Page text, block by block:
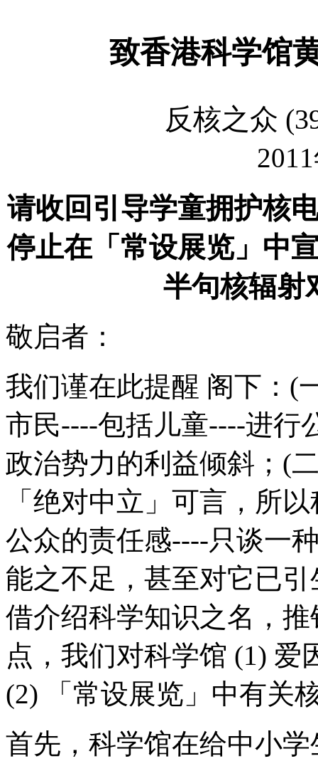
致香港科学馆
反核之众
2011
请收回引导学童拥护核
停止在「常设展览」中
半句核辐射
敬启者：
我们谨在此提醒 阁下： (
市民----包括儿童----进行
政治势力的利益倾斜； (
「绝对中立」可言，所
公众的责任感----只谈一
能之不足，甚至对它已
借介绍科学知识之名，
点，我们对科学馆 (1) 爱
(2)
「常设展览」中有关
首先，科学馆在给中小